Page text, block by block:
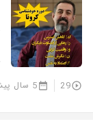
29 5 سال پیش